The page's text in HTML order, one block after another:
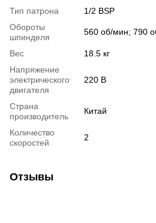
Тип патрона
1/2 BSP
Обороты
шпинделя
560 об/мин; 790
Вес
18.5 кг
Напряжение
электрического
двигателя
220 В
Страна
производитель
Китай
Количество
скоростей
2
Отзывы